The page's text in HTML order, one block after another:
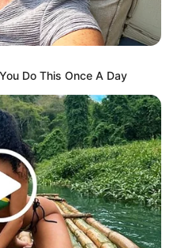
ชาวพิจิกไม่พิสมัยความ
ละไม่แน่นอนว่าจะดีหรือไม่
สมบูรณ์แบบมากกว่า
ความหนักแน่นและเข้าใจใน
อยู่เคียงข้างเขาเมื่อต้อง
ยังต้องการคนรักที่มีความ
นติก ซึ่งจะทำให้ความรัก
พฤศจิกายน – 21 ธันวาคม)
Do This Once A Day